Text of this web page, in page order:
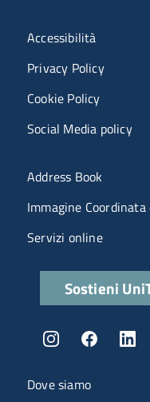
Menu contatti
Dove siamo
Menù riferimenti
Accessibilità
Privacy Policy
Cookie Policy
Social Media policy
Menu portale
Address Book
Immagine
Servizi online
Quick links
Sostieni